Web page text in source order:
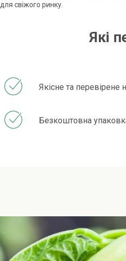
для свіжого ринку.
Які
Якісне та перевірене
Безкоштовна